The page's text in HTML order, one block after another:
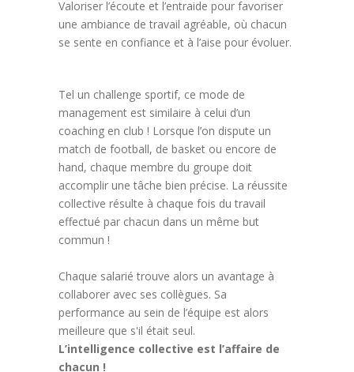
Valoriser l’écoute et l’entraide pour favoriser
une ambiance de travail agréable, où chacun
se sente en confiance et à l’aise pour évoluer.
Tel un challenge sportif, ce mode de
management est similaire à celui d’un
coaching en club ! Lorsque l’on dispute un
match de football, de basket ou encore de
hand, chaque membre du groupe doit
accomplir une tâche bien précise. La réussite
collective résulte à chaque fois du travail
effectué par chacun dans un même but
commun !
Chaque salarié trouve alors un avantage à
collaborer avec ses collègues. Sa
performance au sein de l’équipe est alors
meilleure que s'il était seul.
L’intelligence collective est l’affaire de
chacun !